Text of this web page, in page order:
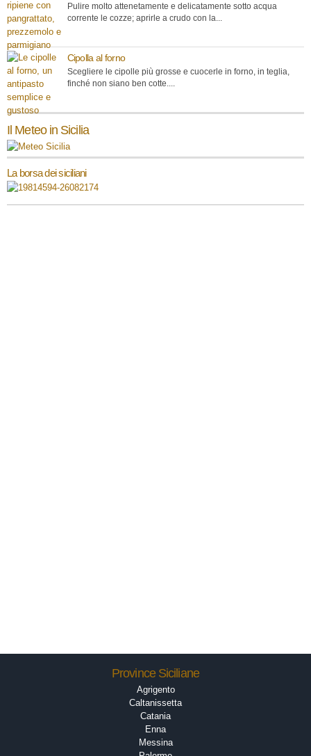
Pulire molto attenetamente e delicatamente sotto acqua
corrente le cozze; aprirle a crudo con la...
Cipolla al forno
Scegliere le cipolle più grosse e cuocerle in forno, in teglia,
finché non siano ben cotte....
Il Meteo in Sicilia
La borsa dei siciliani
Province Siciliane
Agrigento
Caltanissetta
Catania
Enna
Messina